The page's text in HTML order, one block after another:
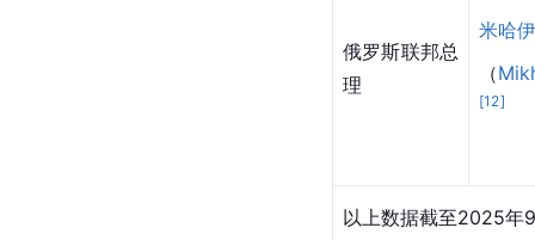
俄罗斯联邦总
理
米哈
（
[12]
以上数据截至2025年